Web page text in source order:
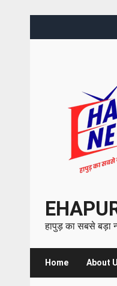
हापुड़ का सबसे बड़ा
Home About